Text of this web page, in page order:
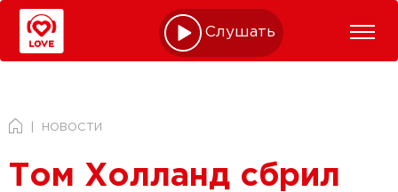
Слушать online
НОВОСТИ
Том Холланд сбрил